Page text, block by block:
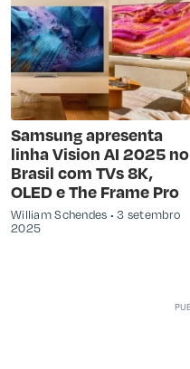
Samsung apresenta
linha Vision AI 2025 no
Brasil com TVs 8K,
OLED e The Frame Pro
William Schendes
3 setembro
2025